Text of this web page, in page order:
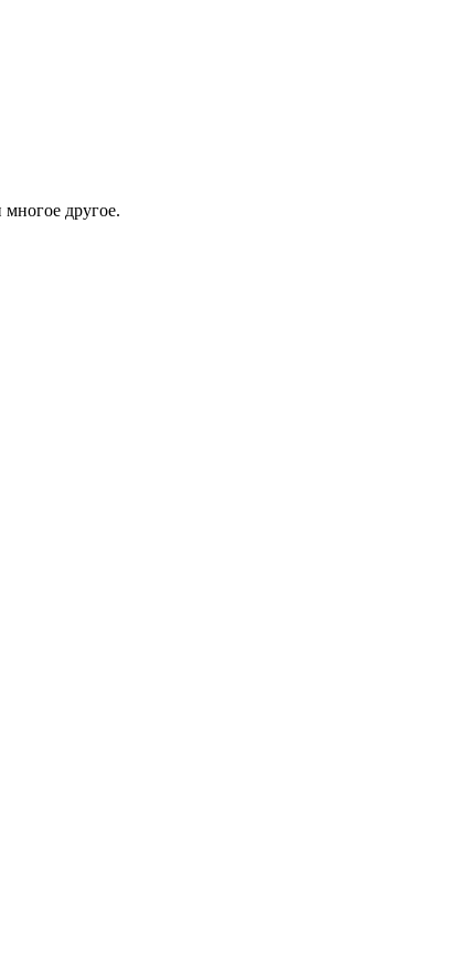
другое.